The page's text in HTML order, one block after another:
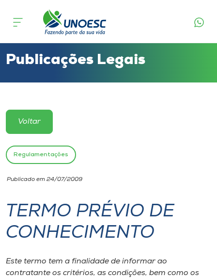
Cursos
Atendimento ao Estudante
Portal de Ensino
Unoesc
Internacionalização
I.nova
Diplomados
Publicações Legais
Voltar
Regulamentações
Publicado em 24/07/2009
TERMO PRÉVIO DE
CONHECIMENTO
Este termo tem a finalidade de informar ao
contratante os critérios, as condições, bem como os